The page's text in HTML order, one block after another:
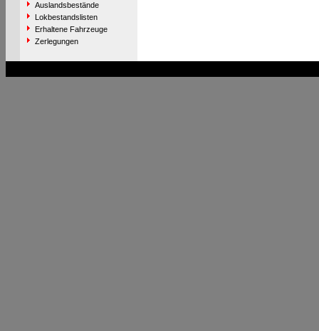
Auslandsbestände
Lokbestandslisten
Erhaltene Fahrzeuge
Zerlegungen